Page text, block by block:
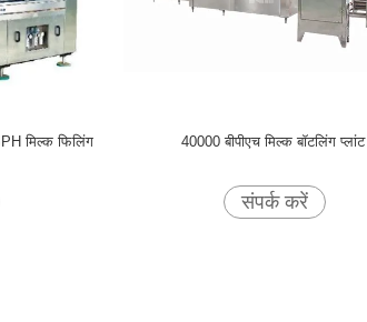
मिल्क फिलिंग
40000 बीपीएच मिल्क बॉटलिंग प्लांट
संपर्क करें